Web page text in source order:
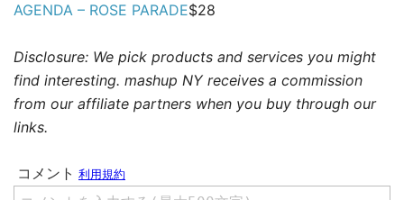
AGENDA – ROSE PARADE$28
Disclosure: We pick products and services you might
find interesting. mashup NY receives a commission
from our affiliate partners when you buy through our
links.